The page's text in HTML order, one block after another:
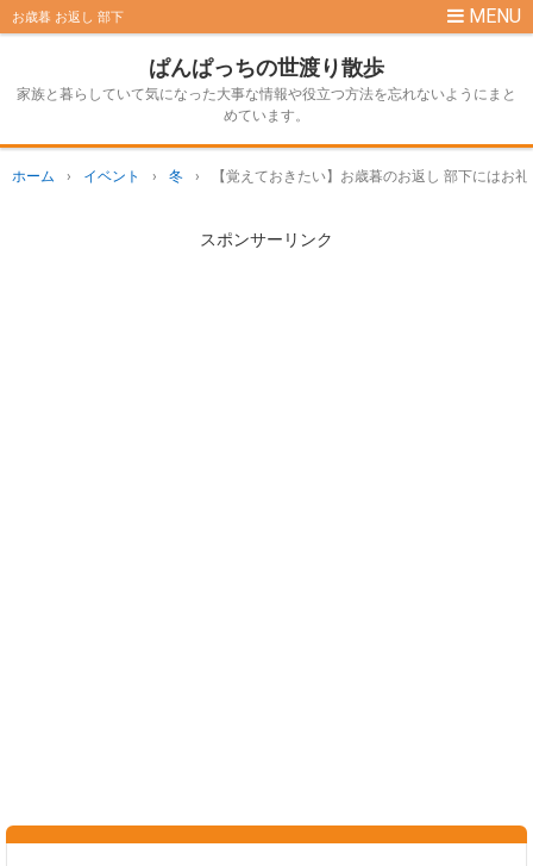
お歳暮 お返し 部下
ぱんぱっちの世渡り散歩
家族と暮らしていて気になった大事な情報や役立つ方法を忘れないようにまと
めています。
ホーム › イベント › 冬 › 【覚えておきたい】お歳暮のお返し 部下にはお
スポンサーリンク